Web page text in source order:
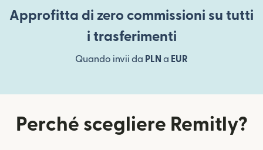
Approfitta di zero commissioni su tutti
i trasferimenti
Quando invii da PLN a EUR
Perché scegliere Remitly?